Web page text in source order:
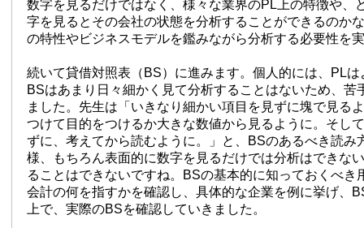
数字を見るだけではなく、様々な業界のPL上の特徴や、
字を見るとその会社の状態を分析することができるのか
の特性やビジネスモデルを鑑みながら分析する必要性を
続いて貸借対照表（BS）に進みます。個人的には、PL
BSはあまり日々細かく見て分析することはないため、苦
ました。先生は「いきなり細かい項目を見ずに塊で見る
つけて目的をつけるか大きな数値から見るように。そし
ずに、考えてから読むように。」と、BSのあるべき読み
様、もちろん表面的に数字を見るだけでは分析はできな
ることはできないですね。BSの基本的に知っておくべき
会計の何を指すかを確認し、具体的な企業を例に挙げ、
上で、実際のBSを確認していきました。